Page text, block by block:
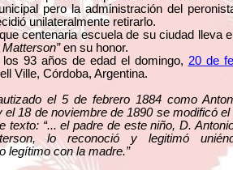
pero la administración del
unilateralmente retirarlo.
centenaria escuela de su ciudad lleva
Matterson”en su honor.
los 93 años de edad el domingo, 20 de
Ville, Córdoba, Argentina.
el 5 de febrero 1884 como
el 18 de noviembre de 1890 se modificó
texto: “... el padre de este niño, D.
lo reconoció y legitimó
legítimo con la madre.”